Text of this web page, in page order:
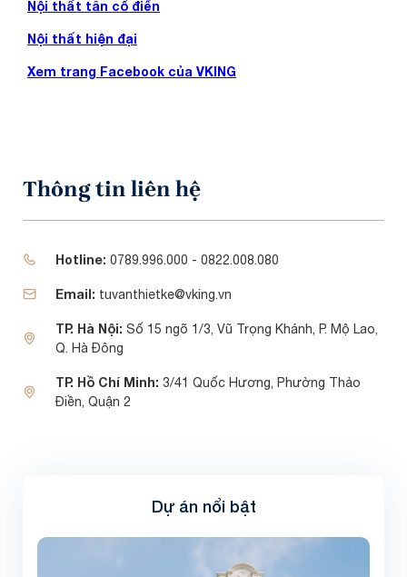
Nội thất tân cổ điển
Nội thất hiện đại
Xem trang Facebook của VKING
Thông tin liên hệ
Hotline: 0789.996.000 - 0822.008.080
Email: tuvanthietke@vking.vn
TP. Hà Nội: Số 15 ngõ 1/3, Vũ Trọng Khánh, P. Mộ Lao,
Q. Hà Đông
TP. Hồ Chí Minh: 3/41 Quốc Hương, Phường Thảo
Điền, Quận 2
Dự án nổi bật